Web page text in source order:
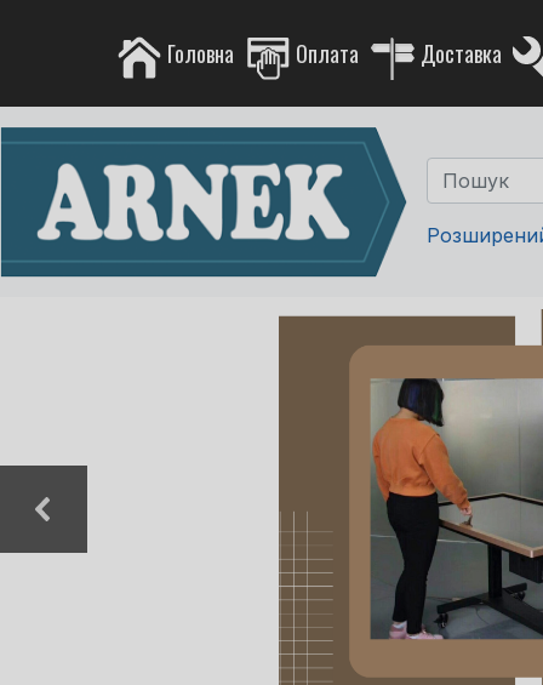
Головна Оплата Доставка